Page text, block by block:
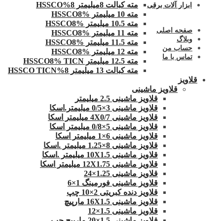
ابزار آلات برقی
صفحه اصلی
وبلاگ
حساب من
تماس با ما
مته کبالت 8میلیمتر 8%HSSCO
مته 10 میلیمتر HSSCO8%
مته 10.5 میلیمتر HSSCO8%
مته 11 میلیمتر HSSCO8%
مته 11.5 میلیمتر HSSCO8%
مته 12 میلیمتر HSSCO8%
مته 12.5 میلیمتر HSSCO8% TICN
مته کبالت 13 میلیمتر 8%HSSCO TICN
قلاویز
قلاویز ماشینی
قلاویز ماشینی 2.5 میلیمتر
قلاویز ماشینی 3×0/5 میلیمتر.اسکا
قلاویز ماشینی 4X0/7 میلیمتر اسکا
قلاویز ماشینی 5×0/8 میلیمتر اسکا
قلاویز ماشینی 6×1 میلیمتر اسکا
قلاویز ماشینی 8×1.25 میلیمتر .اسکا
قلاویز ماشینی 10X1.5 میلیمتر .اسکا
قلاویز ماشینی 12X1.75 میلیمتر اسکا
قلاویز ماشینی 1.25×24
قلاویز ماشینی فورمینگ 1×6
قلاویز دنده کبریتی 2×10 چپ
قلاویز ماشینی 16X1.5 مارپیچ
قلاویز ماشینی 1.5×12